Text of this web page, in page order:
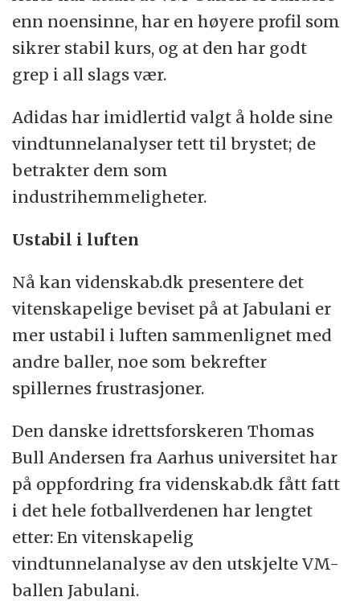
Uansett om en ball har en hullete eller en
kornete overflate, vil det endre ballens
luftmotstandskoeffisient i forhold til en helt
leke med materialet og utvikle en ball som
får sitt helt eget særpreg når den flyr
gjennom luften.
enn noensinne, har en høyere profil som
sikrer stabil kurs, og at den har godt
grep i all slags vær.
Adidas har imidlertid valgt å holde sine
vindtunnelanalyser tett til brystet; de
betrakter dem som
industrihemmeligheter.
Ustabil i luften
Nå kan videnskab.dk presentere det
vitenskapelige beviset på at Jabulani er
mer ustabil i luften sammenlignet med
andre baller, noe som bekrefter
spillernes frustrasjoner.
Den danske idrettsforskeren Thomas
Bull Andersen fra Aarhus universitet har
på oppfordring fra videnskab.dk fått fatt
i det hele fotballverdenen har lengtet
etter: En vitenskapelig
vindtunnelanalyse av den utskjelte VM-
ballen Jabulani.